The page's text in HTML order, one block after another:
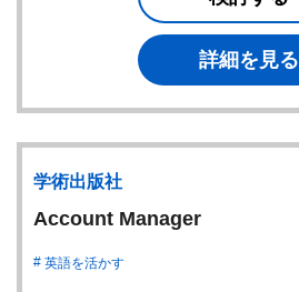
詳細を見る
学術出版社
Account Manager
英語を活かす